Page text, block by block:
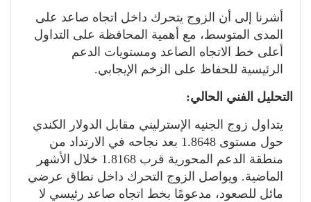
أشرنا إلى أن الزوج يتحرك داخل اتجاه صاعد على
المدى المتوسط، مع أهمية المحافظة على التداول
أعلى خط الاتجاه الصاعد ومستويات الدعم
الرئيسية للحفاظ على الزخم الإيجابي.
التحليل الفني الحالي:
يتداول زوج الجنيه الإسترليني مقابل الدولار الكندي
حول مستوى 1.8648 بعد نجاحه في الارتداد من
منطقة الدعم المحورية قرب 1.8168 خلال الأشهر
الماضية. ويواصل الزوج التحرك داخل نطاق عرضي
مائل للصعود، مدعومًا بخط اتجاه صاعد رئيسي لا